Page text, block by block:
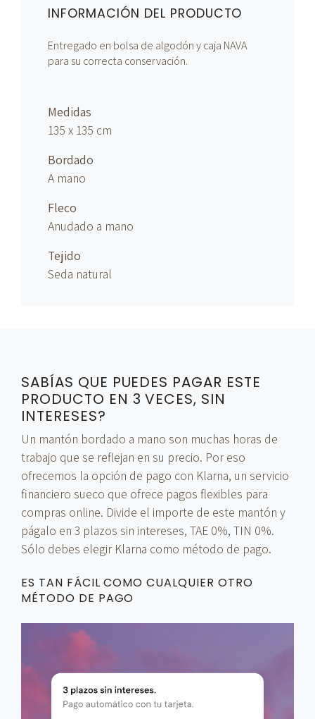
INFORMACIÓN DEL PRODUCTO
Entregado en bolsa de algodón y caja NAVA
para su correcta conservación.
Medidas
135 x 135 cm
Bordado
A mano
Fleco
Anudado a mano
Tejido
Seda natural
SABÍAS QUE PUEDES PAGAR ESTE
PRODUCTO EN 3 VECES, SIN
INTERESES?
Un mantón bordado a mano son muchas horas de
trabajo que se reflejan en su precio. Por eso
ofrecemos la opción de pago con Klarna, un servicio
financiero sueco que ofrece pagos flexibles para
compras online. Divide el importe de este mantón y
págalo en 3 plazos sin intereses, TAE 0%, TIN 0%.
Sólo debes elegir Klarna como método de pago.
ES TAN FÁCIL COMO CUALQUIER OTRO
MÉTODO DE PAGO